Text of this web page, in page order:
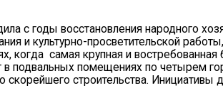
с годы восстановления народного
и культурно-просветительской
когда самая крупная и востребованная
подвальных помещениях по четырем
строительства. Инициативы